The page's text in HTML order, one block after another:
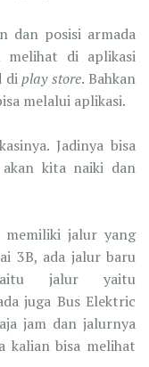
dan posisi armada
melihat di aplikasi
diplay store. Bahkan
melalui aplikasi.
Jadinya bisa
kita naiki dan
memiliki jalur yang
3B, ada jalur baru
jalur yaitu
juga Bus Elektric
jam dan jalurnya
kalian bisa melihat